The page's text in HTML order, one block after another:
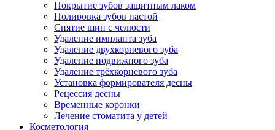
Покрытие зубов защитным лаком
Полировка зубов пастой
Снятие шин с челюсти
Удаление импланта зуба
Удаление двухкорневого зуба
Удаление подвижного зуба
Удаление трёхкорневого зуба
Установка формирователя десны
Рецессия десны
Временные коронки
Лечение стоматита у детей
Косметология